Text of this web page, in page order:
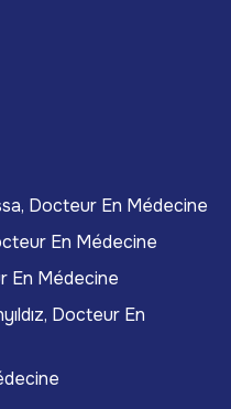
Docteur En Médecine
En Médecine
En Médecine
Docteur En